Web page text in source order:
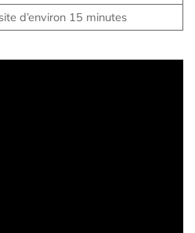
d’environ 15 minutes